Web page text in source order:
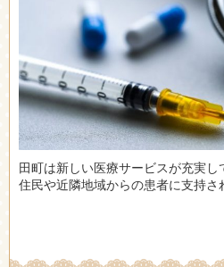
田町は新しい医療サービスが充実
住民や近隣地域からの患者に支持さ